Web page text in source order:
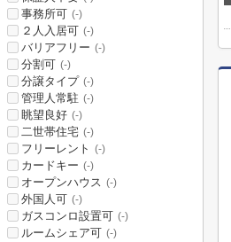
事務所可 (-)
２人入居可 (-)
バリアフリー (-)
分割可 (-)
分譲タイプ (-)
管理人常駐 (-)
眺望良好 (-)
二世帯住宅 (-)
フリーレント (-)
カードキー (-)
オープンハウス (-)
外国人可 (-)
ガスコンロ設置可 (-)
ルームシェア可 (-)